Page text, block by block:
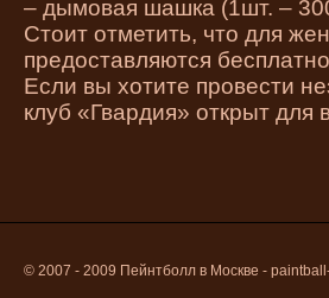
– дымовая шашка (1шт. –
Стоит отметить, что для
предоставляются
Если вы хотите провести
клуб «Гвардия» открыт для
© 2007 - 2009 Пейнтболл в Москве -